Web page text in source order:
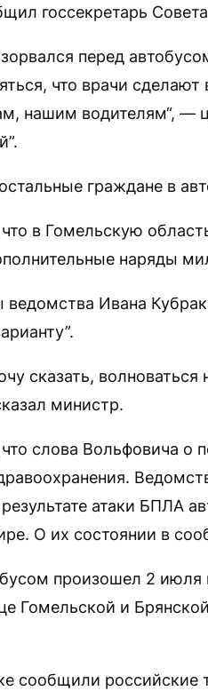
госсекретарь
перед
что врачи
нашим водителям“, —
граждане в
в Гомельскую область
наряды
Ивана
сказать, волноваться
министр.
слова Вольфовича о
атаки БПЛА
О их состоянии в
произошел 2 июля
Гомельской и
сообщили российские